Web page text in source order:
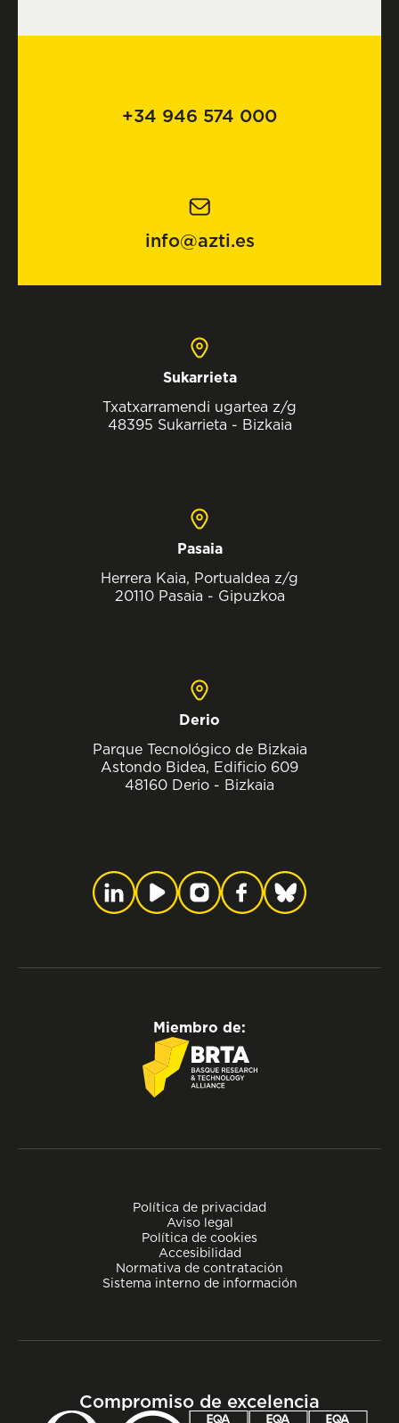
+34 946 574 000
info@azti.es
Sukarrieta
Txatxarramendi ugartea z/g
48395 Sukarrieta - Bizkaia
Pasaia
Herrera Kaia, Portualdea z/g
20110 Pasaia - Gipuzkoa
Derio
Parque Tecnológico de Bizkaia
Astondo Bidea, Edificio 609
48160 Derio - Bizkaia
Política de privacidad
Aviso legal
Política de cookies
Accesibilidad
Normativa de contratación
Sistema interno de información
Miembro de:
Compromiso de excelencia